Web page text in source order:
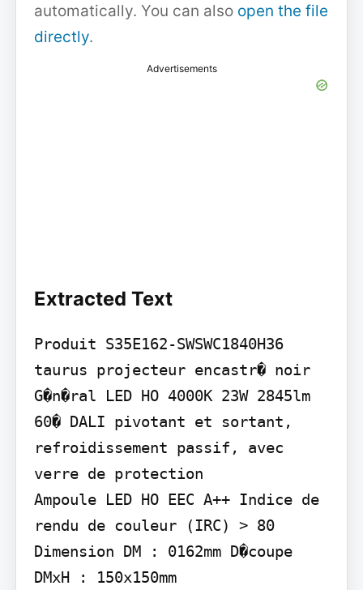
automatically. You can also open the file
directly.
Advertisements
Extracted Text
Produit S35E162-SWSWC1840H36
taurus projecteur encastr� noir
G�n�ral LED HO 4000K 23W 2845lm
60� DALI pivotant et sortant,
refroidissement passif, avec
verre de protection
Ampoule LED HO EEC A++ Indice de
rendu de couleur (IRC) > 80
Dimension DM : 0162mm D�coupe
DMxH : 150x150mm